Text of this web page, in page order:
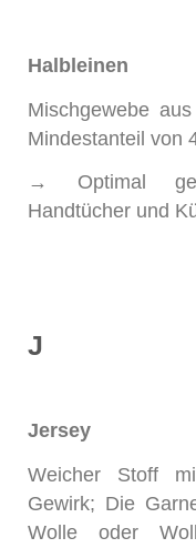
Halbleinen
Mischgewebe
Mindestanteil von
→ Optimal
Handtücher und
J
Jersey
Weicher Stoff
Gewirk; Die
Wolle oder